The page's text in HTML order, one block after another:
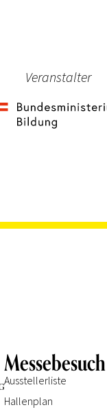
Veranstalter
Messebesuch
Ausstellerliste
Hallenplan